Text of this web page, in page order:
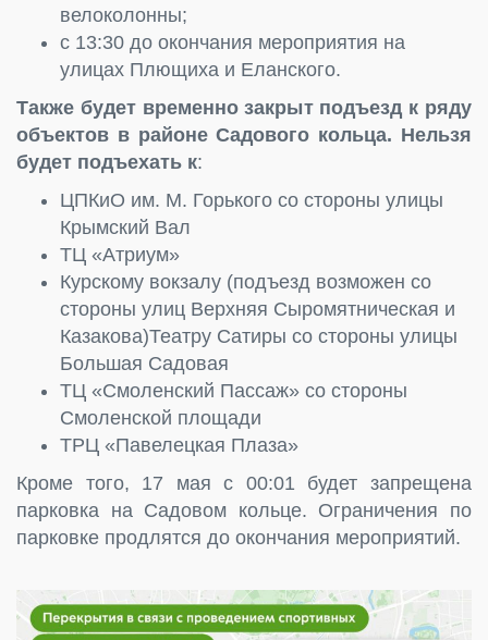
велоколонны;
с 13:30 до окончания мероприятия на
улицах Плющиха и Еланского.
Также будет временно закрыт подъезд к ряду
объектов в районе Садового кольца. Нельзя
будет подъехать к:
ЦПКиО им. М. Горького со стороны улицы
Крымский Вал
ТЦ «Атриум»
Курскому вокзалу (подъезд возможен со
стороны улиц Верхняя Сыромятническая и
Казакова)Театру Сатиры со стороны улицы
Большая Садовая
ТЦ «Смоленский Пассаж» со стороны
Смоленской площади
ТРЦ «Павелецкая Плаза»
Кроме того, 17 мая с 00:01 будет запрещена
парковка на Садовом кольце. Ограничения по
парковке продлятся до окончания мероприятий.